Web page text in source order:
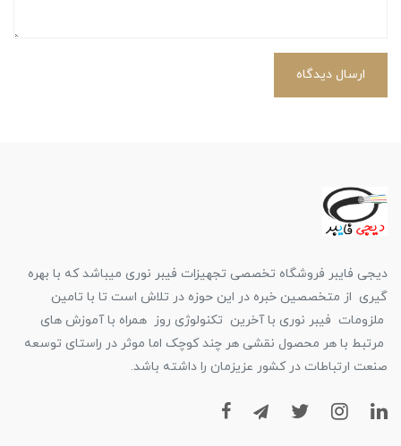
ارسال دیدگاه
دیجی فایبر فروشگاه تخصصی تجهیزات فیبر نوری میباشد که با بهره
گیری از متخصصین خبره در این حوزه در تلاش است تا با تامین
ملزومات فیبر نوری با آخرین تکنولوژی روز همراه با آموزش های
مرتبط با هر محصول نقشی هر چند کوچک اما موثر در راستای توسعه
صنعت ارتباطات در کشور عزیزمان را داشته باشد.